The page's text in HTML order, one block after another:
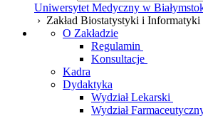
Uniwersytet Medyczny w
› Zakład Biostatystyki i
O Zakładzie
Regulamin
Konsultacje
Kadra
Dydaktyka
Wydział Lekarski
Wydział